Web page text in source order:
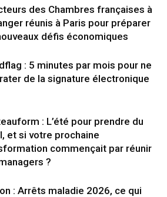
des Chambres françaises à
réunis à Paris pour préparer
défis économiques
: 5 minutes par mois pour ne
de la signature électronique
: L’été pour prendre du
et si votre prochaine
commençait par réunir
?
: Arrêts maladie 2026, ce qui